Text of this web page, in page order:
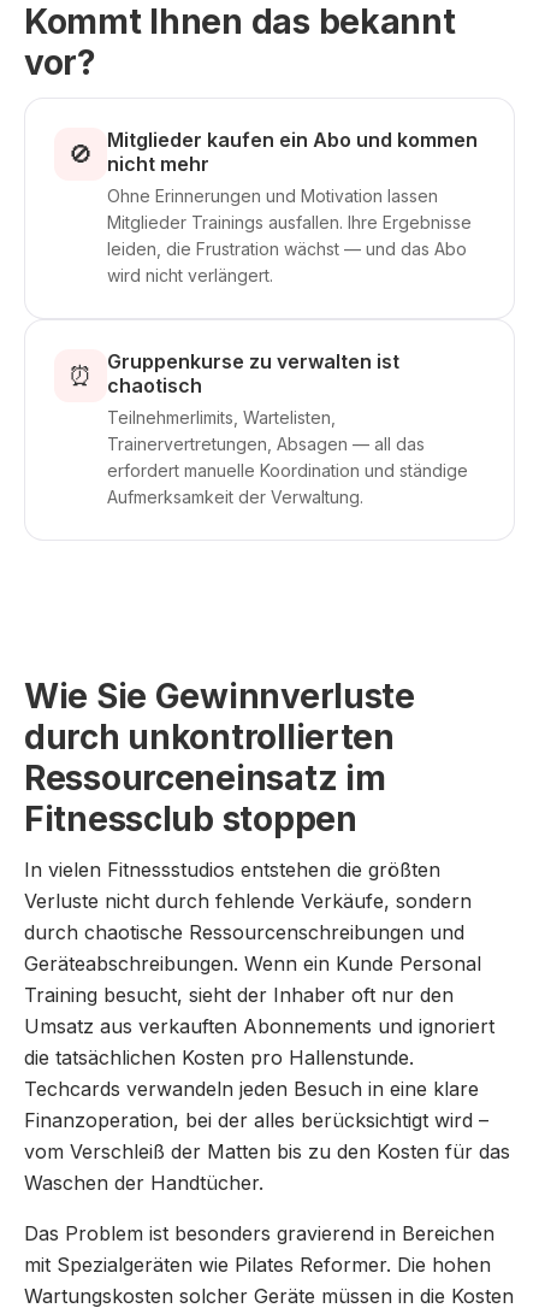
Kommt Ihnen das bekannt
vor?
🚫
Mitglieder kaufen ein Abo und kommen
nicht mehr
Ohne Erinnerungen und Motivation lassen
Mitglieder Trainings ausfallen. Ihre Ergebnisse
leiden, die Frustration wächst — und das Abo
wird nicht verlängert.
⏰
Gruppenkurse zu verwalten ist
chaotisch
Teilnehmerlimits, Wartelisten,
Trainervertretungen, Absagen — all das
erfordert manuelle Koordination und ständige
Aufmerksamkeit der Verwaltung.
Wie Sie Gewinnverluste
durch unkontrollierten
Ressourceneinsatz im
Fitnessclub stoppen
In vielen Fitnessstudios entstehen die größten
Verluste nicht durch fehlende Verkäufe, sondern
durch chaotische Ressourcenschreibungen und
Geräteabschreibungen. Wenn ein Kunde Personal
Training besucht, sieht der Inhaber oft nur den
Umsatz aus verkauften Abonnements und ignoriert
die tatsächlichen Kosten pro Hallenstunde.
Techcards verwandeln jeden Besuch in eine klare
Finanzoperation, bei der alles berücksichtigt wird –
vom Verschleiß der Matten bis zu den Kosten für das
Waschen der Handtücher.
Das Problem ist besonders gravierend in Bereichen
mit Spezialgeräten wie Pilates Reformer. Die hohen
Wartungskosten solcher Geräte müssen in die Kosten